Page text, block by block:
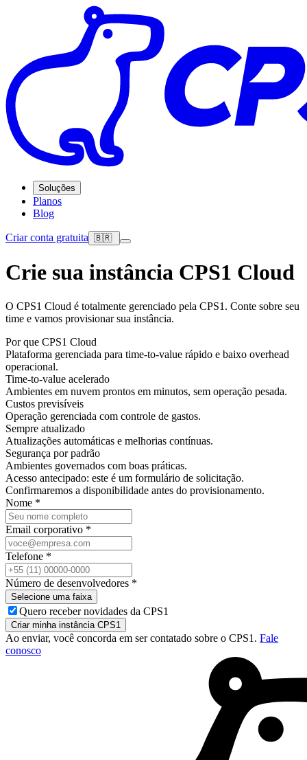
Soluções
Planos
Blog
Criar conta gratuita 🇧🇷
Crie sua instância CPS1 Cloud
O CPS1 Cloud é totalmente gerenciado pela CPS1. Conte sobre seu
time e vamos provisionar sua instância.
Por que CPS1 Cloud
Plataforma gerenciada para time-to-value rápido e baixo overhead
operacional.
Time-to-value acelerado
Ambientes em nuvem prontos em minutos, sem operação pesada.
Custos previsíveis
Operação gerenciada com controle de gastos.
Sempre atualizado
Atualizações automáticas e melhorias contínuas.
Segurança por padrão
Ambientes governados com boas práticas.
Acesso antecipado: este é um formulário de solicitação.
Confirmaremos a disponibilidade antes do provisionamento.
Nome *
Email corporativo *
Telefone *
Número de desenvolvedores *
Selecione uma faixa
Quero receber novidades da CPS1
Criar minha instância CPS1
Ao enviar, você concorda em ser contatado sobre o CPS1. Fale
conosco